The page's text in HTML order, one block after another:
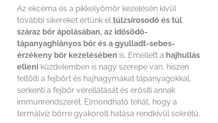
Az ekcéma és a pikkelyömör kezelésén kívül
további sikereket értünk eltúlzsírosodó és túl
száraz bőr ápolásában, az idősödő-
tápanyaghiányos bőr és a gyulladt-sebes-
érzékeny bőr kezelésében is. Emellett a hajhullás
elleni küzdelemben is nagy szerepe van, hiszen
feltölti a fejbőrt és hajhagymákat tápanyagokkal,
serkenti a fejbőr vérellátását és erősíti annak
immunrendszerét. Elmondható tehát, hogy a
termálvíz bőrre gyakorolt hatása rendkívül sokrétű.